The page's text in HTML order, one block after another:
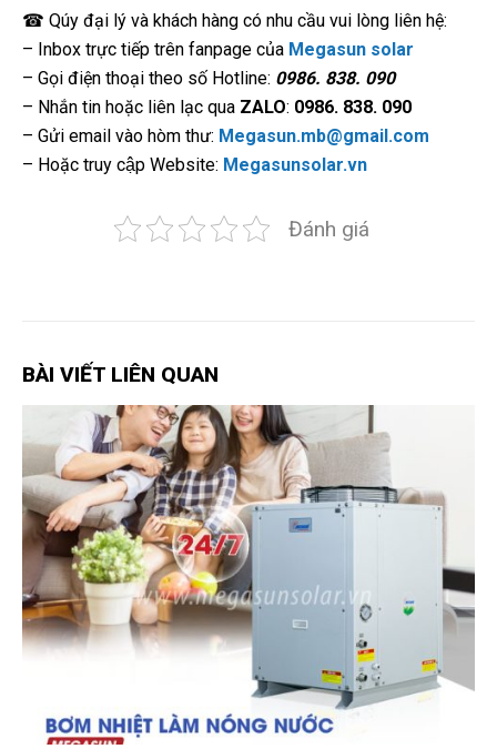
☎ Qúy đại lý và khách hàng có nhu cầu vui lòng liên hệ:
– Inbox trực tiếp trên fanpage của Megasun solar
– Gọi điện thoại theo số Hotline: 0986. 838. 090
– Nhắn tin hoặc liên lạc qua ZALO: 0986. 838. 090
– Gửi email vào hòm thư: Megasun.mb@gmail.com
– Hoặc truy cập Website: Megasunsolar.vn
Đánh giá
BÀI VIẾT LIÊN QUAN